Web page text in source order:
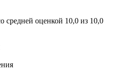
средней оценкой 10,0 из 10,0